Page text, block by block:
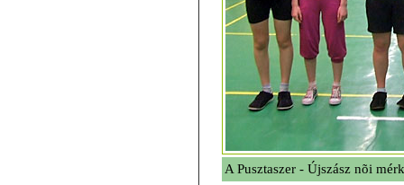
A Pusztaszer - Újszász nõi